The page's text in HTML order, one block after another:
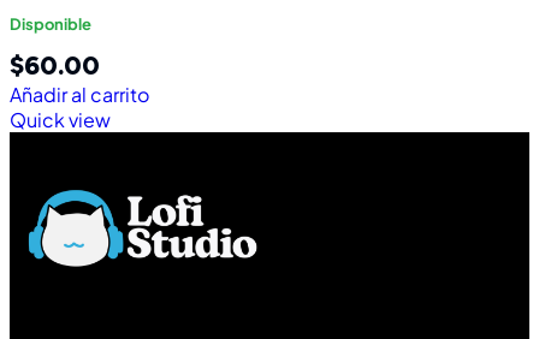
Disponible
$60.00
Añadir al carrito
Quick view